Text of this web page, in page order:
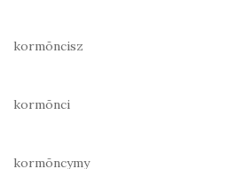
kormōncisz
kormōnci
kormōncymy